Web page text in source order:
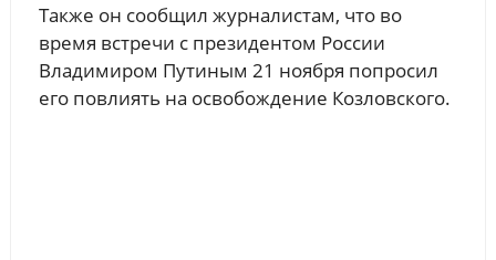
Также он сообщил журналистам, что во
время встречи с президентом России
Владимиром Путиным 21 ноября попросил
его повлиять на освобождение Козловского.